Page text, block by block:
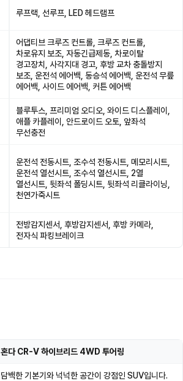
루프랙, 선루프, LED 헤드램프
어댑티브 크루즈 컨트롤, 크루즈 컨트롤,
차로유지 보조, 자동긴급제동, 차로이탈
경고장치, 사각지대 경고, 후방 교차 충돌방지
보조, 운전석 에어백, 동승석 에어백, 운전석 무릎
에어백, 사이드 에어백, 커튼 에어백
블루투스, 프리미엄 오디오, 와이드 디스플레이,
애플 카플레이, 안드로이드 오토, 앞좌석
무선충전
운전석 전동시트, 조수석 전동시트, 메모리시트,
운전석 열선시트, 조수석 열선시트, 2열
열선시트, 뒷좌석 폴딩시트, 뒷좌석 리클라이닝,
천연가죽시트
전방감지센서, 후방감지센서, 후방 카메라,
전자식 파킹브레이크
혼다 CR-V 하이브리드 4WD 투어링
담백한 기본기와 넉넉한 공간이 강점인 SUV입니다.